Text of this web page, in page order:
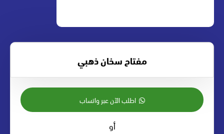
مفتاح سخان ذهبي
اطلب الآن عبر واتساب
أو